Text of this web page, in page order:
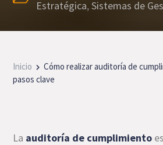
Estratégica,Sistemas de
Inicio
Cómo realizar auditoría de
pasos clave
La auditoría de cumplimiento